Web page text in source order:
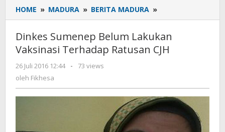
HOME » MADURA » BERITA MADURA »
Sumenep
Lakukan
Vaksinasi
Dinkes Sumenep Belum Lakukan
Vaksinasi Terhadap Ratusan CJH
26 Juli 2016 12:44
oleh
-
73 views
oleh Fikhesa